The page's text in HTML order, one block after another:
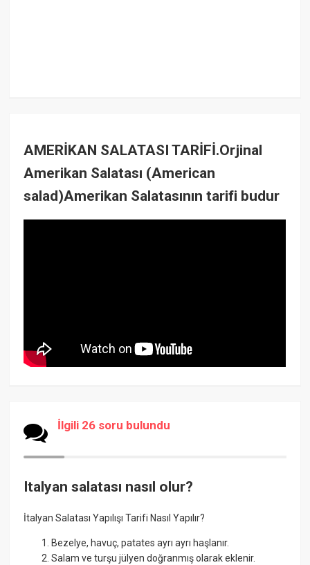
AMERİKAN SALATASI TARİFİ.Orjinal
Amerikan Salatası (American
salad)Amerikan Salatasının tarifi budur
İlgili 26 soru bulundu
Italyan salatası nasıl olur?
İtalyan Salatası Yapılışı Tarifi Nasıl Yapılır?
Bezelye, havuç, patates ayrı ayrı haşlanır.
Salam ve turşu jülyen doğranmış olarak eklenir.